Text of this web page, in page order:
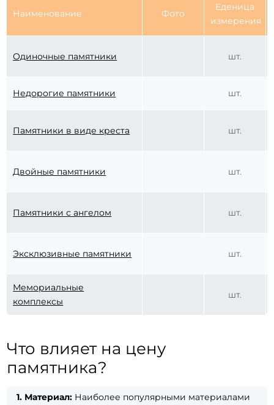
Наименование Фото
Еденица
измерения
Одиночные памятники шт.
Недорогие памятники шт.
Памятники в виде креста шт.
Двойные памятники шт.
Памятники с ангелом шт.
Эксклюзивные памятники шт.
Мемориальные
комплексы
шт.
Что влияет на цену
памятника?
1. Материал:Наиболее популярными материалами